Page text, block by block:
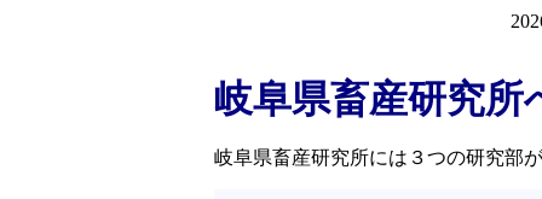
岐阜県畜産研究所
岐阜県畜産研究所には３つの研究部